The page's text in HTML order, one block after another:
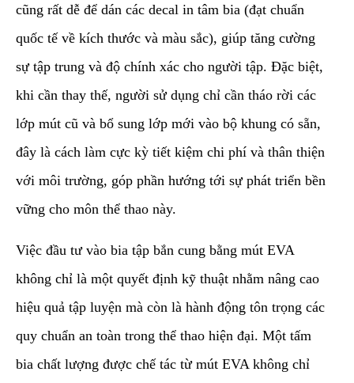
cũng rất dễ để dán các decal in tâm bia (đạt chuẩn
quốc tế về kích thước và màu sắc), giúp tăng cường
sự tập trung và độ chính xác cho người tập. Đặc biệt,
khi cần thay thế, người sử dụng chỉ cần tháo rời các
lớp mút cũ và bổ sung lớp mới vào bộ khung có sẵn,
đây là cách làm cực kỳ tiết kiệm chi phí và thân thiện
với môi trường, góp phần hướng tới sự phát triển bền
vững cho môn thể thao này.
​Việc đầu tư vào bia tập bắn cung bằng mút EVA
không chỉ là một quyết định kỹ thuật nhằm nâng cao
hiệu quả tập luyện mà còn là hành động tôn trọng các
quy chuẩn an toàn trong thể thao hiện đại. Một tấm
bia chất lượng được chế tác từ mút EVA không chỉ